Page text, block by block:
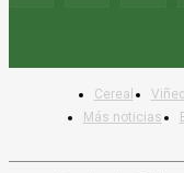
Cereal
Más noticias